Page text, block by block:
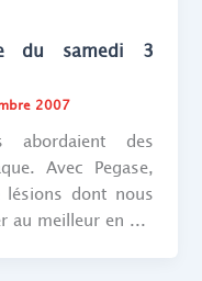
du samedi 3
2007
abordaient des
Avec Pegase,
lésions dont nous
au meilleur en ...